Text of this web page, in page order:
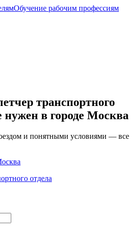
Обучение рабочим профессиям
транспортного
нужен в городе Москва
и понятными условиями — все
отдела